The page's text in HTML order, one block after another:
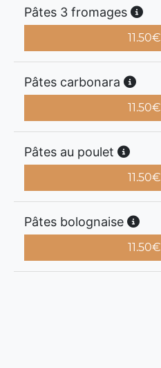
Pâtes 3 fromages
11.50€
Pâtes carbonara
11.50€
Pâtes au poulet
11.50€
Pâtes bolognaise
11.50€